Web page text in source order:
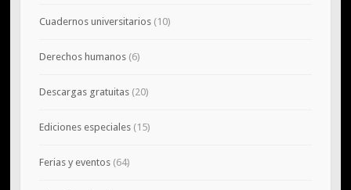
Cuadernos universitarios(10)
Derechos humanos(6)
Descargas gratuitas(20)
Ediciones especiales(15)
Ferias y eventos(64)